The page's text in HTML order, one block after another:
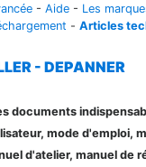
- Aide - Les
- Articles
- DEPANNER
documents
mode d'emploi,
d'atelier, manuel de